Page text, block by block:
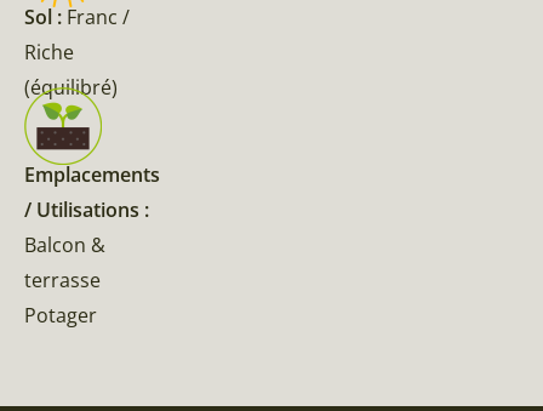
Sol : Franc /
Riche
(équilibré)
Emplacements
/ Utilisations :
Balcon &
terrasse
Potager